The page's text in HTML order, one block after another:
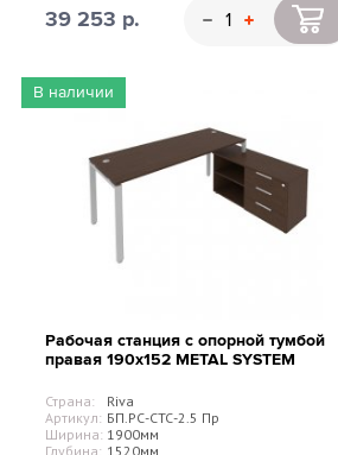
39 253 р.
В наличии
Рабочая станция с опорной тумбой
правая 190х152 METAL SYSTEM
Страна:
Riva
Артикул: БП.РС-СТС-2.5 Пр
Ширина: 1900мм
Глубина: 1520мм